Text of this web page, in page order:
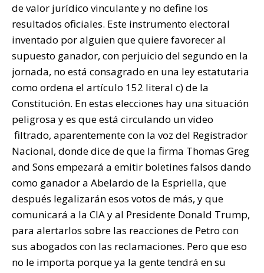
de valor jurídico vinculante y no define los
resultados oficiales. Este instrumento electoral
inventado por alguien que quiere favorecer al
supuesto ganador, con perjuicio del segundo en la
jornada, no está consagrado en una ley estatutaria
como ordena el artículo 152 literal c) de la
Constitución. En estas elecciones hay una situación
peligrosa y es que está circulando un video
filtrado, aparentemente con la voz del Registrador
Nacional, donde dice de que la firma Thomas Greg
and Sons empezará a emitir boletines falsos dando
como ganador a Abelardo de la Espriella, que
después legalizarán esos votos de más, y que
comunicará a la CIA y al Presidente Donald Trump,
para alertarlos sobre las reacciones de Petro con
sus abogados con las reclamaciones. Pero que eso
no le importa porque ya la gente tendrá en su